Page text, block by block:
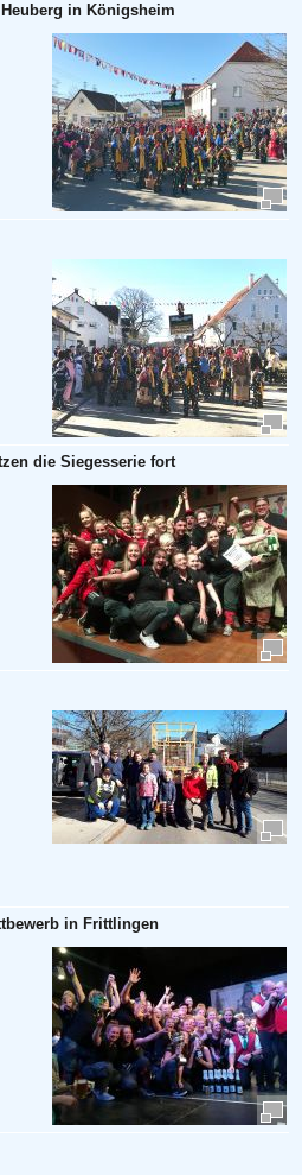
in Königsheim
die Siegesserie fort
in Frittlingen